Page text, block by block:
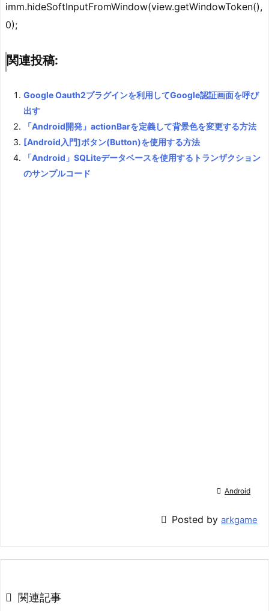
imm.hideSoftInputFromWindow(view.getWindowToken(),
0);
関連投稿:
Google Oauth2プラグインを利用してGoogle認証画面を呼び
出す
「Android開発」actionBarを定義して背景色を変更する方法
[Android入門]ボタン(Button)を使用する方法
「Android」SQLiteデータベースを使用するトランザクション
のサンプルコード
 Android
 Posted by arkgame
 関連記事